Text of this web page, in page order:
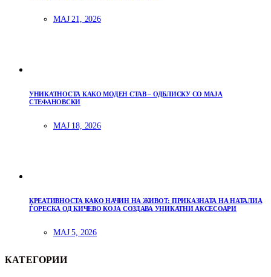
МАЈ 21, 2026
УНИКАТНОСТА КАКО МОДЕН СТАВ – ОДБЛИСКУ СО МАЈА
СТЕФАНОВСКИ
МАЈ 18, 2026
КРЕАТИВНОСТА КАКО НАЧИН НА ЖИВОТ: ПРИКАЗНАТА НА НАТАЛИА
ЃОРЕСКА ОД КИЧЕВО КОЈА СОЗДАВА УНИКАТНИ АКСЕСОАРИ
МАЈ 5, 2026
КАТЕГОРИИ